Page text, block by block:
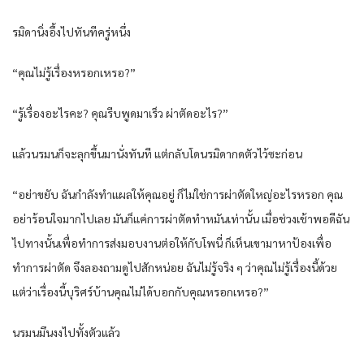
รมิดานิ่งอึ้งไปทันทีครู่หนึ่ง
“คุณไม่รู้เรื่องหรอกเหรอ?”
“รู้เรื่องอะไรคะ? คุณรีบพูดมาเร็ว ผ่าตัดอะไร?”
แล้วนรมนก็จะลุกขึ้นมานั่งทันที แต่กลับโดนรมิดากดตัวไว้ซะก่อน
“อย่าขยับ ฉันกำลังทำแผลให้คุณอยู่ ก็ไม่ใช่การผ่าตัดใหญ่อะไรหรอก คุณ
อย่าร้อนใจมากไปเลย มันก็แค่การผ่าตัดทำหมันเท่านั้น เมื่อช่วงเช้าพอดีฉัน
ไปทางนั้นเพื่อทำการส่งมอบงานต่อให้กับโพนี่ ก็เห็นเขามาหาป้องเพื่อ
ทำการผ่าตัด จึงลองถามดูไปสักหน่อย ฉันไม่รู้จริง ๆ ว่าคุณไม่รู้เรื่องนี้ด้วย
แต่ว่าเรื่องนี้บุริศร์บ้านคุณไม่ได้บอกกับคุณหรอกเหรอ?”
นรมนมึนงงไปทั้งตัวแล้ว